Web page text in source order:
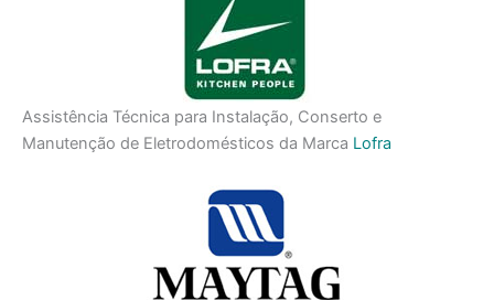
Assistência Técnica para Instalação, Conserto e
Manutenção de Eletrodomésticos da Marca Lofra